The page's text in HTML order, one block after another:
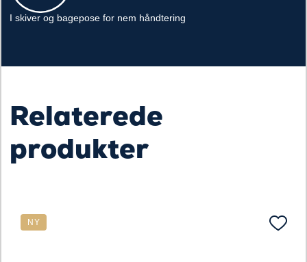
I skiver og bagepose for nem håndtering
Relaterede
produkter
NY